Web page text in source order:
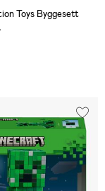
Toys Byggesett